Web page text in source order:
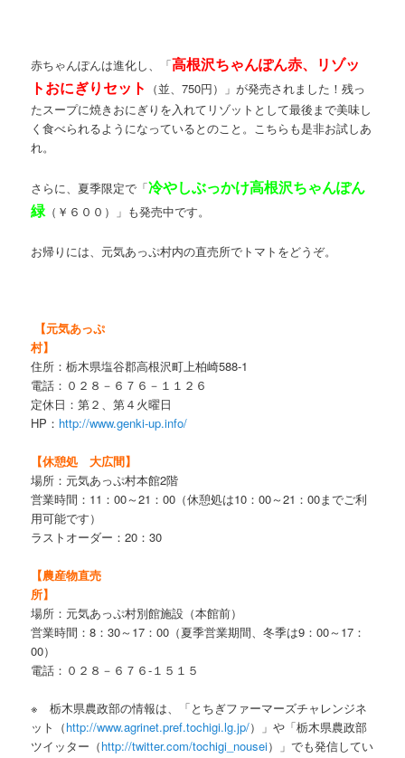
赤ちゃんぽんは進化し、「高根沢ちゃんぽん赤、リゾッ
トおにぎりセット （並、750円）」が発売されました！残っ
たスープに焼きおにぎりを入れてリゾットとして最後まで美味し
く食べられるようになっているとのこと。こちらも是非お試しあ
れ。
さらに、夏季限定で「冷やしぶっかけ高根沢ちゃんぽん
緑（￥６００）」も発売中です。
お帰りには、元気あっぷ村内の直売所でトマトをどうぞ。
【元気あっぷ
村】
住所：栃木県塩谷郡高根沢町上柏崎588-1
電話：０２８－６７６－１１２６
定休日：第２、第４火曜日
HP： http://www.genki-up.info/
【休憩処 大広間】
場所：元気あっぷ村本館2階
営業時間：11：00～21：00（休憩処は10：00～21：00までご利
用可能です）
ラストオーダー：20：30
【農産物直売
所】
場所：元気あっぷ村別館施設（本館前）
営業時間：8：30～17：00（夏季営業期間、冬季は9：00～17：
00）
電話：０２８－６７６-１５１５
※ 栃木県農政部の情報は、「とちぎファーマーズチャレンジネ
ット（http://www.agrinet.pref.tochigi.lg.jp/）」や「栃木県農政部
ツイッター（http://twitter.com/tochigi_nousei）」でも発信してい